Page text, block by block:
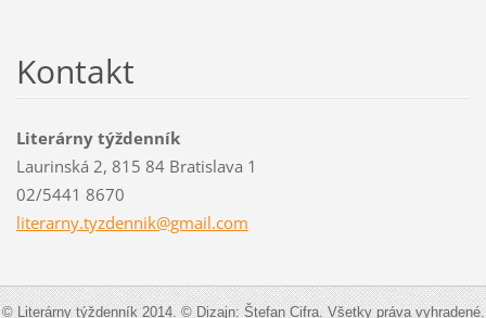
Kontakt
Literárny týždenník
Laurinská 2, 815 84 Bratislava 1
02/5441 8670
literarny.tyzdennik@gmail.com
© Literárny týždenník 2014. © Dizajn: Štefan Cifra. Všetky práva vyhradené.